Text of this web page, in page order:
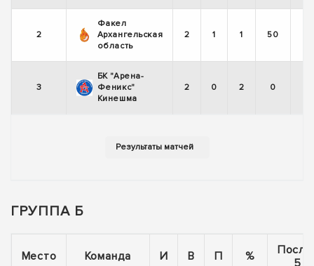
2
Факел
Архангельская
область
2 1 1 50
3
БК "Арена-
Феникс"
Кинешма
2 0 2 0
ГРУППА Б
Место Команда И В П %